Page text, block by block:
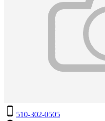
510-302-0505